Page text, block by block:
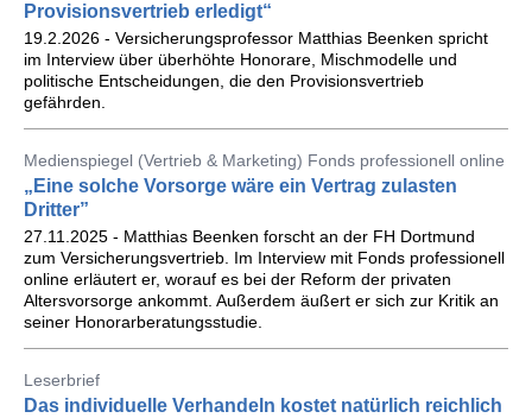
Provisionsvertrieb erledigt“
19.2.2026 - Versicherungsprofessor Matthias Beenken spricht
im Interview über überhöhte Honorare, Mischmodelle und
politische Entscheidungen, die den Provisionsvertrieb
gefährden.
Medienspiegel (Vertrieb & Marketing) Fonds professionell online
„Eine solche Vorsorge wäre ein Vertrag zulasten
Dritter”
27.11.2025 - Matthias Beenken forscht an der FH Dortmund
zum Versicherungsvertrieb. Im Interview mit Fonds professionell
online erläutert er, worauf es bei der Reform der privaten
Altersvorsorge ankommt. Außerdem äußert er sich zur Kritik an
seiner Honorarberatungsstudie.
Leserbrief
Das individuelle Verhandeln kostet natürlich reichlich